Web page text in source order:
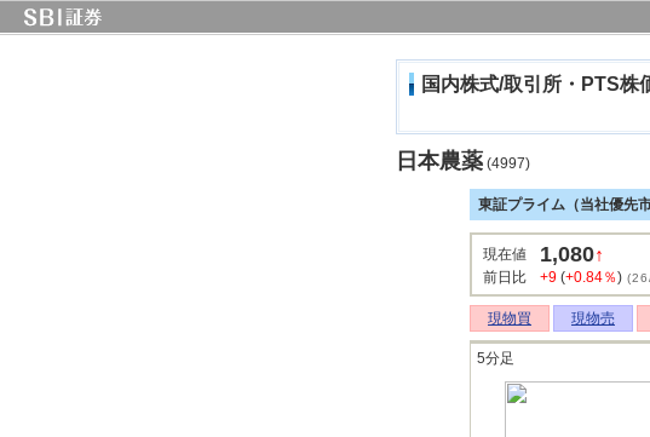
国内株式/取引所・PTS株
日本農薬 (4997)
東証プライム（当社優先市
現在値 1,080↑
前日比 +9 (+0.84％)
現物買 現物売
5分足